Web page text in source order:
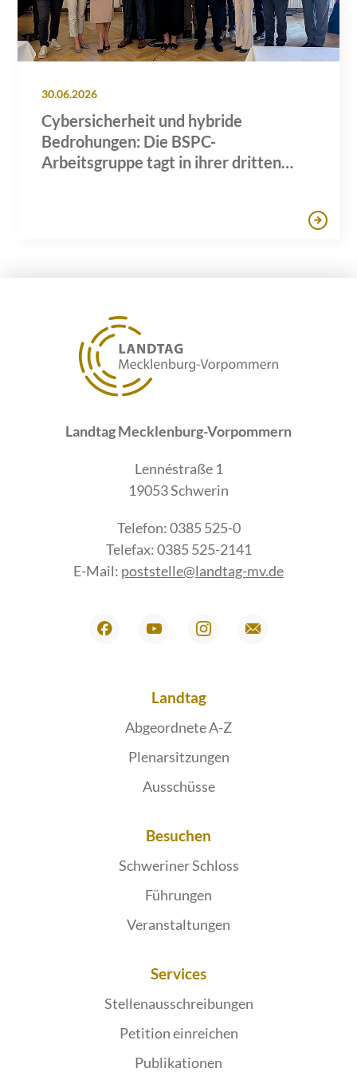
30.06.2026
Cybersicherheit und hybride
Bedrohungen: Die BSPC-
Arbeitsgruppe tagt in ihrer dritten
Landtag Mecklenburg-Vorpommern
Lennéstraße 1
19053 Schwerin
Telefon: 0385 525-0
Telefax: 0385 525-2141
E-Mail: poststelle@landtag-mv.de
Landtag
Abgeordnete A-Z
Plenarsitzungen
Ausschüsse
Besuchen
Schweriner Schloss
Führungen
Veranstaltungen
Services
Stellenausschreibungen
Petition einreichen
Publikationen